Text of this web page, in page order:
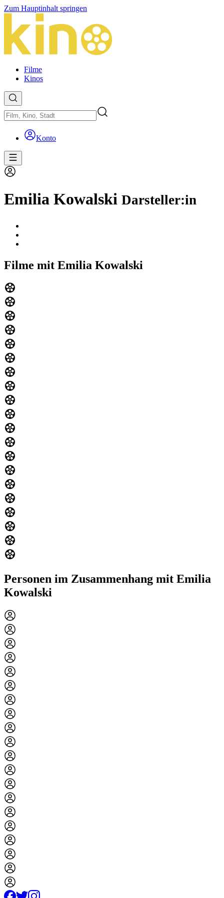
Zum Hauptinhalt springen
Filme
Kinos
Konto
Emilia Kowalski Darsteller:in
Filme mit Emilia Kowalski
Personen im Zusammenhang mit Emilia
Kowalski